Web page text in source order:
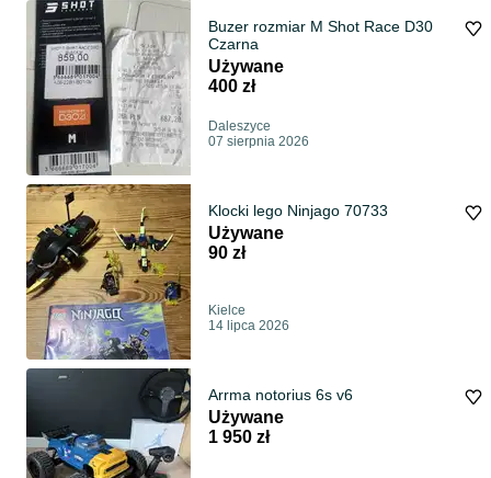
Buzer rozmiar M Shot Race D30
Czarna
Używane
400 zł
Daleszyce
07 sierpnia 2026
Klocki lego Ninjago 70733
Używane
90 zł
Kielce
14 lipca 2026
Arrma notorius 6s v6
Używane
1 950 zł